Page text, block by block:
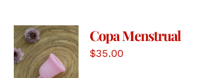
Copa Menstrual
$35.00